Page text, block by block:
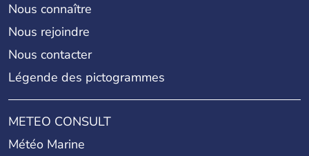
Nous connaître
Nous rejoindre
Nous contacter
Légende des pictogrammes
METEO CONSULT
Météo Marine